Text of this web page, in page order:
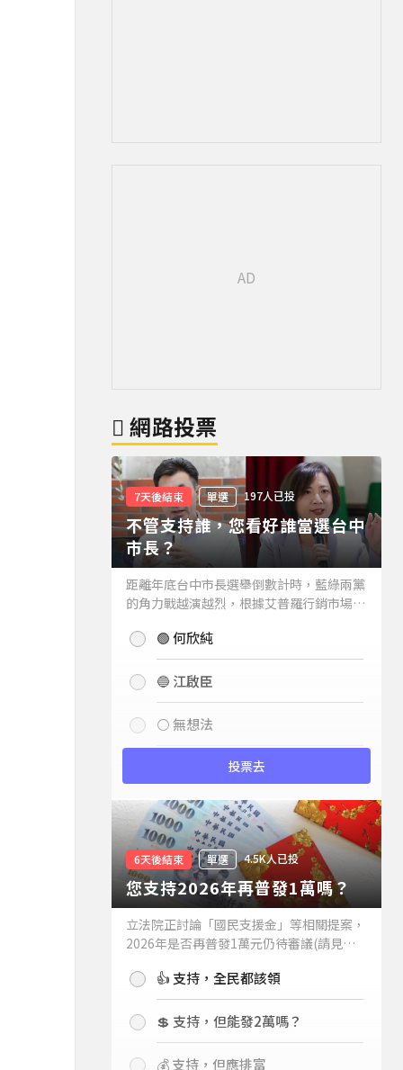
網路投票
7天後結束 單選 197人已投
不管支持誰，您看好誰當選台中
市長？
距離年底台中市長選舉倒數計時，藍綠兩黨
的角力戰越演越烈，根據艾普羅行銷市場研
(詳情請見下方新聞)。而不管支持誰，您看
好誰當選台中市長？
🟢 何欣純
🔵 江啟臣
⚪ 無想法
投票去
6天後結束 單選 4.5K人已投
您支持2026年再普發1萬嗎？
立法院正討論「國民支援金」等相關提案，
2026年是否再普發1萬元仍待審議(請見下
持嗎？👍 支持，全民都該領
💲 支持，但能發2萬嗎？
💰 支持，但應排富